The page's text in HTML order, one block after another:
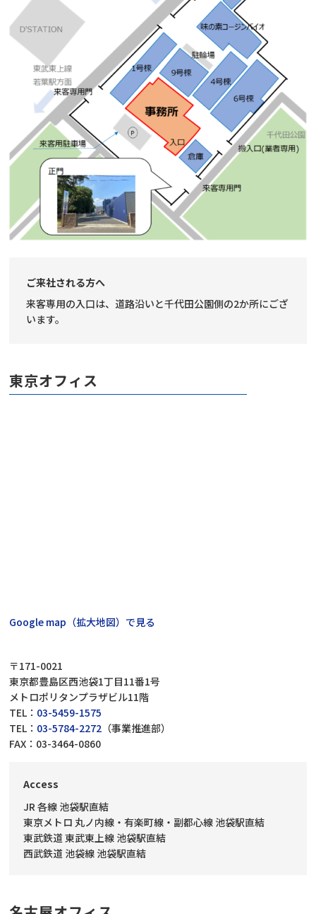
ご来社される方へ
来客専用の入口は、道路沿いと千代田公園側の2か所にござ
います。
東京オフィス
Google map（拡大地図）で見る
〒171-0021
東京都豊島区西池袋1丁目11番1号
メトロポリタンプラザビル11階
TEL： 03-5459-1575
TEL： 03-5784-2272 （事業推進部）
FAX：03-3464-0860
Access
JR 各線 池袋駅直結
東京メトロ 丸ノ内線・有楽町線・副都心線 池袋駅直結
東武鉄道 東武東上線 池袋駅直結
西武鉄道 池袋線 池袋駅直結